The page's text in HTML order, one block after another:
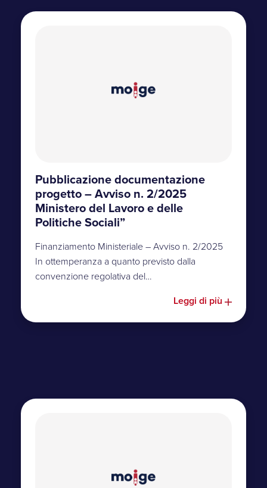
Pubblicazione documentazione
progetto – Avviso n. 2/2025
Ministero del Lavoro e delle
Politiche Sociali”
Finanziamento Ministeriale – Avviso n. 2/2025
In ottemperanza a quanto previsto dalla
convenzione regolativa del…
Leggi di più